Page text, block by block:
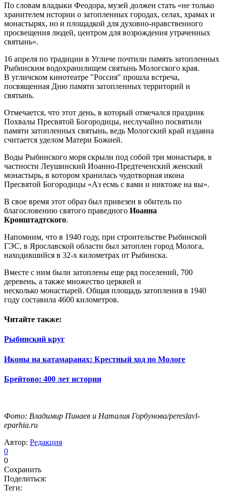
По словам владыки Феодора, музей должен стать «не только
хранителем истории о затопленных городах, селах, храмах и
монастырях, но и площадкой для духовно-нравственного
просвещения людей, центром для возрождения утраченных
святынь».
16 апреля по традиции в Угличе почтили память затопленных
Рыбинским водохранилищем святынь Мологского края.
В угличском кинотеатре "Россия" прошла встреча,
посвященная Дню памяти затопленных территорий и
святынь.
Отмечается, что этот день, в который отмечался праздник
Похвалы Пресвятой Богородицы, неслучайно посвятили
памяти затопленных святынь, ведь Мологский край издавна
считается уделом Матери Божией.
Воды Рыбинского моря скрыли под собой три монастыря, в
частности Леушинский Иоанно-Предтеченский женский
монастырь, в котором хранилась чудотворная икона
Пресвятой Богородицы «Аз есмь с вами и никтоже на вы».
В свое время этот образ был привезен в обитель по
благословению святого праведного Иоанна
Кронштадтского.
Напомним, что в 1940 году, при строительстве Рыбинской
ГЭС, в Ярославской области был затоплен город Молога,
находившийся в 32-х километрах от Рыбинска.
Вместе с ним были затоплены еще ряд поселений, 700
деревень, а также множество церквей и
несколько монастырей. Общая площадь затопления в 1940
году составила 4600 километров.
Читайте также:
Рыбинский круг
Иконы на катамаранах: Крестный ход по Мологе
Брейтово: 400 лет истории
Фото: Владимир Пинаев и Наталия Горбунова/pereslavl-
eparhia.ru
Автор: Редакция
0
0
Сохранить
Поделиться:
Теги: